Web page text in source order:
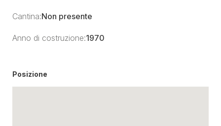
Cantina:Non presente
Anno di costruzione:1970
Posizione